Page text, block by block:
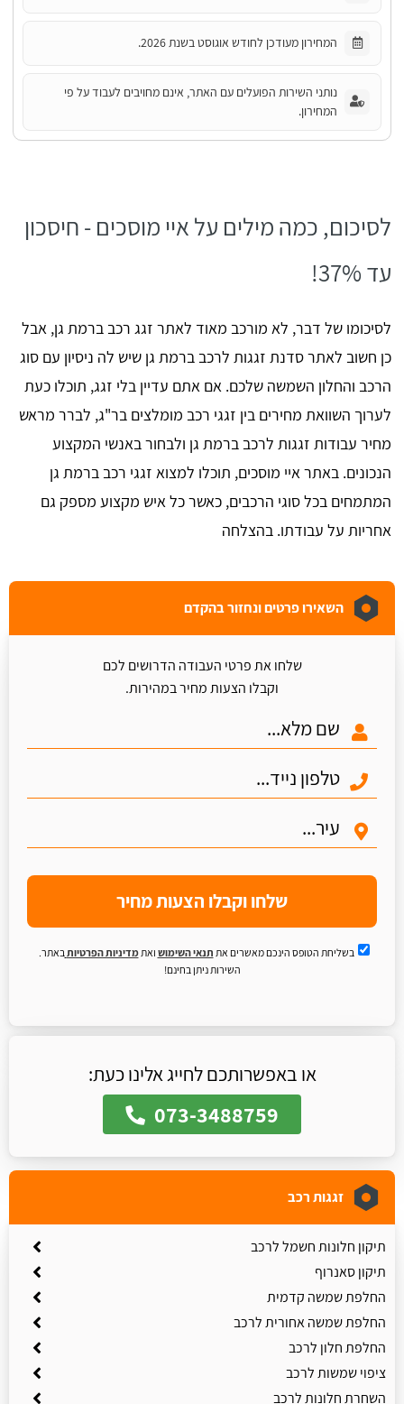
המחירון מעודכן לחודש אוגוסט בשנת 2026.
נותני השירות הפועלים עם האתר, אינם מחויבים לעבוד על פי
המחירון.
לסיכום, כמה מילים על איי מוסכים - חיסכון
עד 37%!
לסיכומו של דבר, לא מורכב מאוד לאתר זגג רכב ברמת גן, אבל
כן חשוב לאתר סדנת זגגות לרכב ברמת גן שיש לה ניסיון עם סוג
הרכב והחלון השמשה שלכם. אם אתם עדיין בלי זגג, תוכלו כעת
לערוך השוואת מחירים בין זגגי רכב מומלצים בר"ג, לברר מראש
מחיר עבודות זגגות לרכב ברמת גן ולבחור באנשי המקצוע
הנכונים. באתר איי מוסכים, תוכלו למצוא זגגי רכב ברמת גן
המתמחים בכל סוגי הרכבים, כאשר כל איש מקצוע מספק גם
אחריות על עבודתו. בהצלחה
השאירו פרטים ונחזור בהקדם
שלחו את פרטי העבודה הדרושים לכם
וקבלו הצעות מחיר במהירות.
שלחו וקבלו הצעות מחיר
בשליחת הטופס הינכם מאשרים את תנאי השימוש ואתמדיניות הפרטיות באתר.
השירות ניתן בחינם!
או באפשרותכם לחייג אלינו כעת:
073-3488759
זגגות רכב
תיקון חלונות חשמל לרכב
תיקון סאנרוף
החלפת שמשה קדמית
החלפת שמשה אחורית לרכב
החלפת חלון לרכב
ציפוי שמשות לרכב
השחרת חלונות לרכב